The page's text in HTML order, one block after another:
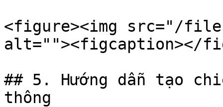
<figure><img src="/files/
alt=""><figcaption></
## 5. Hướng dẫn tạo
thông